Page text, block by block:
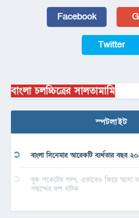
Facebook
Twitter
বাংলা চলচ্চিত্রের সালতামামি
স্পটলাইট
বাংলা সিনেমার আরেকটি ব্যর্থতার বছর
বুক পকেটের গল্প, এভাবেও ফিরে আসা
পছন্দের দশ নাটক